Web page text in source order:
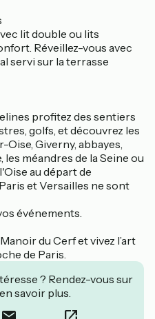
lit double ou lits
Réveillez-vous avec
servi sur la terrasse
profitez des sentiers
golfs, et découvrez les
Oise, Giverny, abbayes,
les méandres de la Seine ou
au départ de
et Versailles ne sont
événements.
du Cerf et vivez l’art
de Paris.
? Rendez-vous sur
savoir plus.